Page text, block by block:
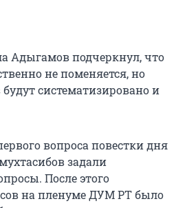
Адыгамов подчеркнул, что
не поменяется, но
систематизировано и
вопроса повестки дня
задали
После этого
на пленуме ДУМ РТ было